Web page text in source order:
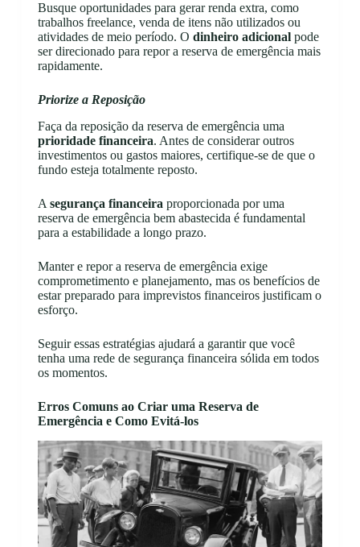
Busque oportunidades para gerar renda extra, como
trabalhos freelance, venda de itens não utilizados ou
atividades de meio período. O dinheiro adicionalpode
ser direcionado para repor a reserva de emergência mais
rapidamente.
Priorize a Reposição
Faça da reposição da reserva de emergência uma
prioridade financeira. Antes de considerar outros
investimentos ou gastos maiores, certifique-se de que o
fundo esteja totalmente reposto.
A segurança financeira proporcionada por uma
reserva de emergência bem abastecida é fundamental
para a estabilidade a longo prazo.
Manter e repor a reserva de emergência exige
comprometimento e planejamento, mas os benefícios de
estar preparado para imprevistos financeiros justificam o
esforço.
Seguir essas estratégias ajudará a garantir que você
tenha uma rede de segurança financeira sólida em todos
os momentos.
Erros Comuns ao Criar uma Reserva de
Emergência e Como Evitá-los